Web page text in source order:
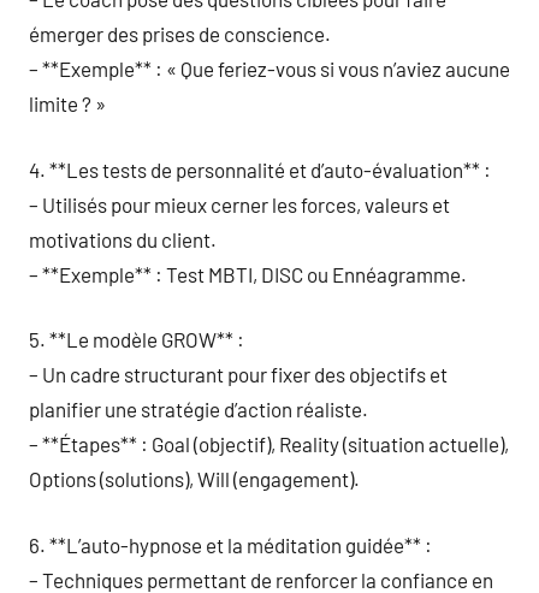
émerger des prises de conscience.
– **Exemple** : « Que feriez-vous si vous n’aviez aucune
limite ? »
4. **Les tests de personnalité et d’auto-évaluation** :
– Utilisés pour mieux cerner les forces, valeurs et
motivations du client.
– **Exemple** : Test MBTI, DISC ou Ennéagramme.
5. **Le modèle GROW** :
– Un cadre structurant pour fixer des objectifs et
planifier une stratégie d’action réaliste.
– **Étapes** : Goal (objectif), Reality (situation actuelle),
Options (solutions), Will (engagement).
6. **L’auto-hypnose et la méditation guidée** :
– Techniques permettant de renforcer la confiance en